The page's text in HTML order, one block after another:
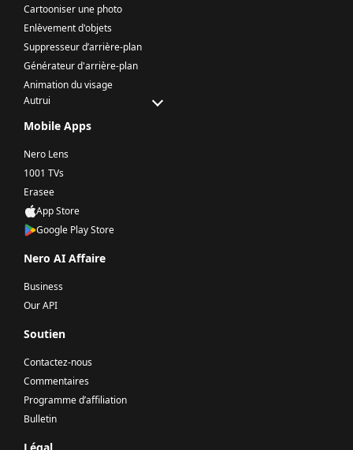
Cartooniser une photo
Enlèvement d'objets
Suppresseur d’arrière-plan
Générateur d'arrière-plan
Animation du visage
Autrui
Mobile Apps
Nero Lens
1001 TVs
Erasee
App Store
Google Play Store
Nero AI Affaire
Business
Our API
Soutien
Contactez-nous
Commentaires
Programme d’affiliation
Bulletin